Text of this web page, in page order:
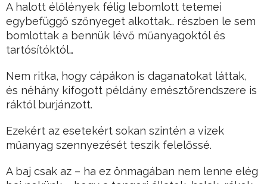
A halott élőlények félig lebomlott tetemei
egybefüggő szőnyeget alkottak… részben le sem
bomlottak a bennük lévő műanyagoktól és
tartósítóktól…
Nem ritka, hogy cápákon is daganatokat láttak,
és néhány kifogott példány emésztőrendszere is
ráktól burjánzott.
Ezekért az esetekért sokan szintén a vizek
műanyag szennyezését teszik felelőssé.
A baj csak az – ha ez önmagában nem lenne elég